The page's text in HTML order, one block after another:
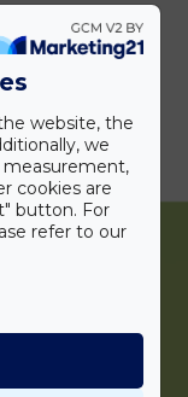
и системы
уколов
website, the
we
measurement,
cookies are
button. For
refer to our